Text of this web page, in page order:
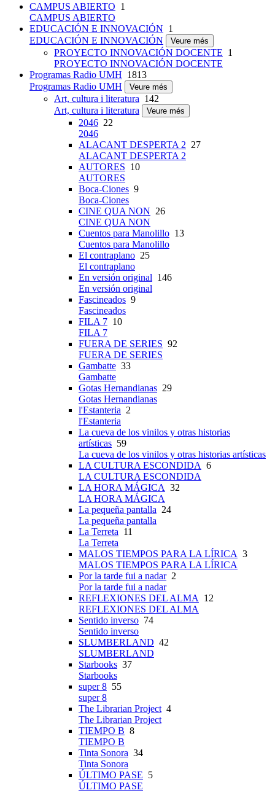
CAMPUS ABIERTO 1
CAMPUS ABIERTO
EDUCACIÓN E INNOVACIÓN 1
EDUCACIÓN E INNOVACIÓN
Veure més
PROYECTO INNOVACIÓN DOCENTE 1
PROYECTO INNOVACIÓN DOCENTE
Programas Radio UMH 1813
Programas Radio UMH
Veure més
Art, cultura i literatura 142
Art, cultura i literatura
Veure més
2046 22
2046
ALACANT DESPERTA 2 27
ALACANT DESPERTA 2
AUTORES 10
AUTORES
Boca-Ciones 9
Boca-Ciones
CINE QUA NON 26
CINE QUA NON
Cuentos para Manolillo 13
Cuentos para Manolillo
El contraplano 25
El contraplano
En versión original 146
En versión original
Fascineados 9
Fascineados
FILA 7 10
FILA 7
FUERA DE SERIES 92
FUERA DE SERIES
Gambatte 33
Gambatte
Gotas Hernandianas 29
Gotas Hernandianas
l'Estanteria 2
l'Estanteria
La cueva de los vinilos y otras historias
artísticas 59
La cueva de los vinilos y otras historias artísticas
LA CULTURA ESCONDIDA 6
LA CULTURA ESCONDIDA
LA HORA MÁGICA 32
LA HORA MÁGICA
La pequeña pantalla 24
La pequeña pantalla
La Terreta 11
La Terreta
MALOS TIEMPOS PARA LA LÍRICA 3
MALOS TIEMPOS PARA LA LÍRICA
Por la tarde fui a nadar2
Por la tarde fui a nadar
REFLEXIONES DEL ALMA
12
REFLEXIONES DEL ALMA
Sentido inverso 74
Sentido inverso
SLUMBERLAND 42
SLUMBERLAND
Starbooks 37
Starbooks
super 8 55
super 8
The Librarian Project 4
The Librarian Project
TIEMPO B 8
TIEMPO B
Tinta Sonora 34
Tinta Sonora
ÚLTIMO PASE 5
ÚLTIMO PASE